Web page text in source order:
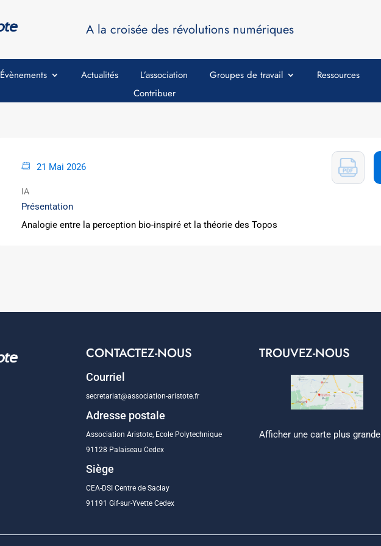
A la croisée des révolutions numériques
Évènements Actualités L’association Groupes de travail
Ressources
Contribuer
21 Mai 2026
IA
Présentation
Analogie entre la perception bio-inspiré et la théorie des Topos
CONTACTEZ-NOUS
Courriel
secretariat@association-aristote.fr
Adresse postale
Association Aristote, Ecole Polytechnique
91128 Palaiseau Cedex
Siège
CEA-DSI Centre de Saclay
91191 Gif-sur-Yvette Cedex
TROUVEZ-NOUS
Afficher une carte plus grande